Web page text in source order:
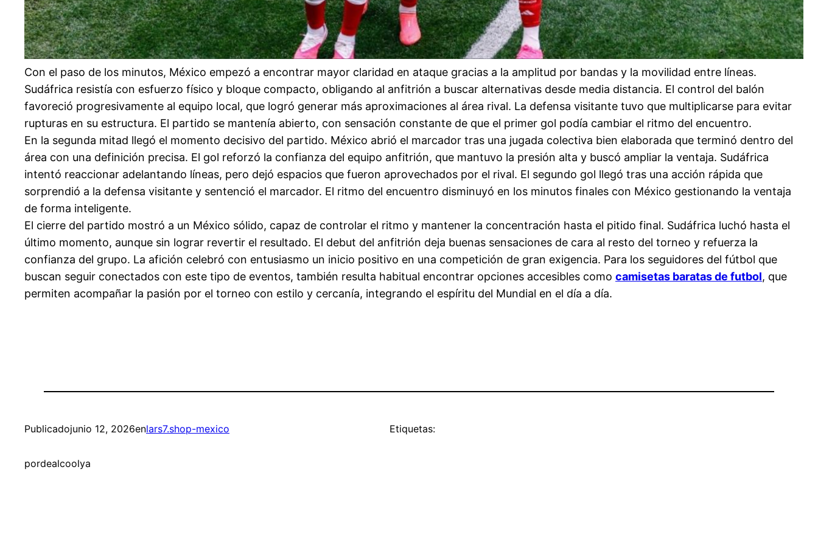
Con el paso de los minutos, México empezó a encontrar mayor claridad en ataque gracias a la amplitud por bandas y la movilidad entre líneas.
Sudáfrica resistía con esfuerzo físico y bloque compacto, obligando al anfitrión a buscar alternativas desde media distancia. El control del balón
favoreció progresivamente al equipo local, que logró generar más aproximaciones al área rival. La defensa visitante tuvo que multiplicarse para evitar
rupturas en su estructura. El partido se mantenía abierto, con sensación constante de que el primer gol podía cambiar el ritmo del encuentro.
En la segunda mitad llegó el momento decisivo del partido. México abrió el marcador tras una jugada colectiva bien elaborada que terminó dentro del
área con una definición precisa. El gol reforzó la confianza del equipo anfitrión, que mantuvo la presión alta y buscó ampliar la ventaja. Sudáfrica
intentó reaccionar adelantando líneas, pero dejó espacios que fueron aprovechados por el rival. El segundo gol llegó tras una acción rápida que
sorprendió a la defensa visitante y sentenció el marcador. El ritmo del encuentro disminuyó en los minutos finales con México gestionando la ventaja
de forma inteligente.
El cierre del partido mostró a un México sólido, capaz de controlar el ritmo y mantener la concentración hasta el pitido final. Sudáfrica luchó hasta el
último momento, aunque sin lograr revertir el resultado. El debut del anfitrión deja buenas sensaciones de cara al resto del torneo y refuerza la
confianza del grupo. La afición celebró con entusiasmo un inicio positivo en una competición de gran exigencia. Para los seguidores del fútbol que
buscan seguir conectados con este tipo de eventos, también resulta habitual encontrar opciones accesibles como camisetas baratas de futbol, que
permiten acompañar la pasión por el torneo con estilo y cercanía, integrando el espíritu del Mundial en el día a día.
Publicadojunio 12, 2026enlars7.shop-mexico
pordealcoolya
Etiquetas: